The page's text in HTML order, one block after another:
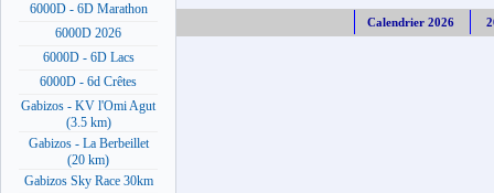
6000D - 6D Marathon
6000D 2026
6000D - 6D Lacs
6000D - 6d Crêtes
Gabizos - KV l'Omi Agut
(3.5 km)
Gabizos - La Berbeillet
(20 km)
Gabizos Sky Race 30km
Calendrier 2026